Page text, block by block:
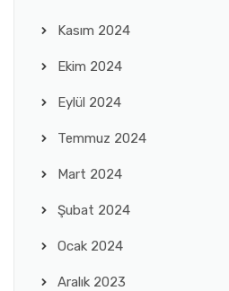
Kasım 2024
Ekim 2024
Eylül 2024
Temmuz 2024
Mart 2024
Şubat 2024
Ocak 2024
Aralık 2023